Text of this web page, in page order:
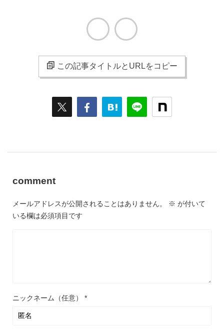
この記事タイトルとURLをコピー
comment
メールアドレスが公開されることはありません。 ※ が付いて
いる欄は必須項目です
ニックネーム（任意） *